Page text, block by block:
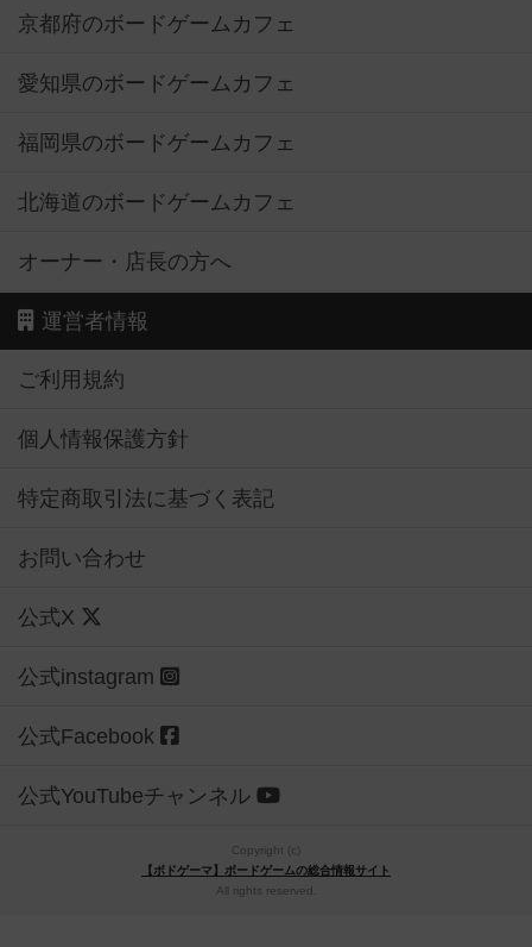
京都府のボードゲームカフェ
愛知県のボードゲームカフェ
福岡県のボードゲームカフェ
北海道のボードゲームカフェ
オーナー・店長の方へ
運営者情報
ご利用規約
個人情報保護方針
特定商取引法に基づく表記
お問い合わせ
公式X
公式instagram
公式Facebook
公式YouTubeチャンネル
Copyright (c)
【ボドゲーマ】ボードゲームの総合情報サイト
All rights reserved.